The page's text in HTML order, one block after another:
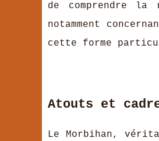
de comprendre la
notamment
cette forme
Atouts et
Le Morbihan,